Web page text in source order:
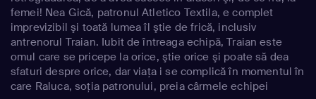
femei! Nea Gică, patronul Atletico Textila, e complet
imprevizibil şi toată lumea îl ştie de frică, inclusiv
antrenorul Traian. Iubit de întreaga echipă, Traian este
omul care se pricepe la orice, ştie orice şi poate să dea
sfaturi despre orice, dar viaţa i se complică în momentul în
care Raluca, soţia patronului, preia cârmele echipei